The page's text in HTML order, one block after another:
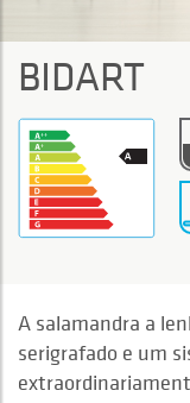
BIDART
A salamandra a
serigrafado e um